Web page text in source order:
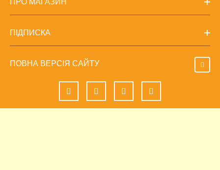
ПРО МАГАЗИН
ПІДПИСКА
ПОВНА ВЕРСІЯ САЙТУ